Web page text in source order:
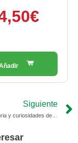
€
Siguiente
Tiramisú: historia y curiosidades de un postre tradicional